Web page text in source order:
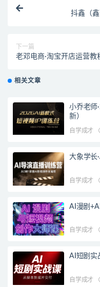
抖鑫（
下一篇
老邓电商·淘宝开店运营教
相关文章
小乔老师
新）
自学成才
大象学长
自学成才
AI漫剧
自学成才
AI短剧实
自学成才